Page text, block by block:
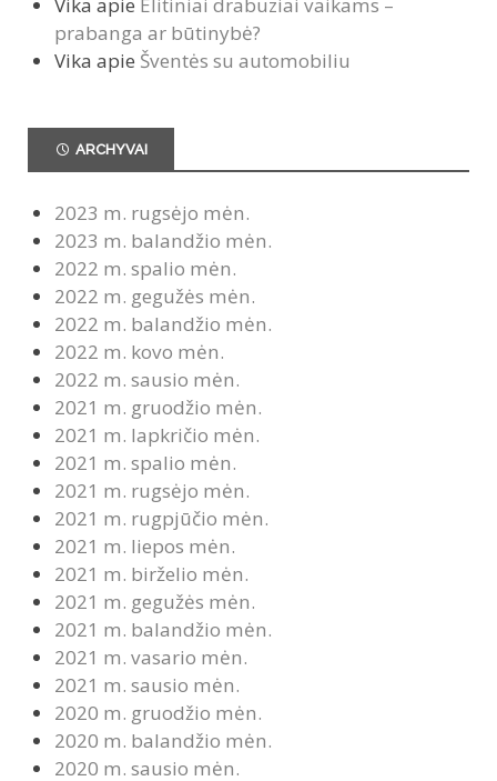
prabanga ar būtinybė?
Vika apie Šventės su automobiliu
ARCHYVAI
2023 m. rugsėjo mėn.
2023 m. balandžio mėn.
2022 m. spalio mėn.
2022 m. gegužės mėn.
2022 m. balandžio mėn.
2022 m. kovo mėn.
2022 m. sausio mėn.
2021 m. gruodžio mėn.
2021 m. lapkričio mėn.
2021 m. spalio mėn.
2021 m. rugsėjo mėn.
2021 m. rugpjūčio mėn.
2021 m. liepos mėn.
2021 m. birželio mėn.
2021 m. gegužės mėn.
2021 m. balandžio mėn.
2021 m. vasario mėn.
2021 m. sausio mėn.
2020 m. gruodžio mėn.
2020 m. balandžio mėn.
2020 m. sausio mėn.